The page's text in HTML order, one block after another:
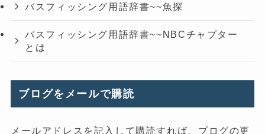
バスフィッシング用語辞書~~魚探
バスフィッシング用語辞書~~NBCチャプター
とは
ブログをメールで購読
メールアドレスを記入して購読すれば、ブログの更